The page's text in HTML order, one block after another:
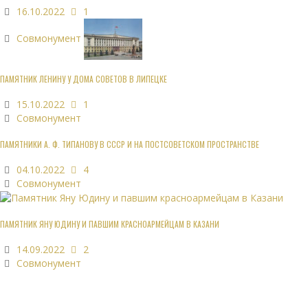
16.10.2022 1
Совмонумент
ПАМЯТНИК ЛЕНИНУ У ДОМА СОВЕТОВ В ЛИПЕЦКЕ
15.10.2022
1
Совмонумент
ПАМЯТНИКИ А. Ф. ТИПАНОВУ В СССР И НА ПОСТСОВЕТСКОМ ПРОСТРАНСТВЕ
04.10.2022
4
Совмонумент
ПАМЯТНИК ЯНУ ЮДИНУ И ПАВШИМ КРАСНОАРМЕЙЦАМ В КАЗАНИ
14.09.2022
2
Совмонумент